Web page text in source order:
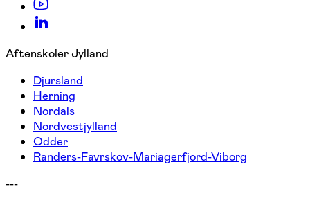
Aftenskoler Jylland
Djursland
Herning
Nordals
Nordvestjylland
Odder
Randers-Favrskov-Mariagerfjord-Viborg
---